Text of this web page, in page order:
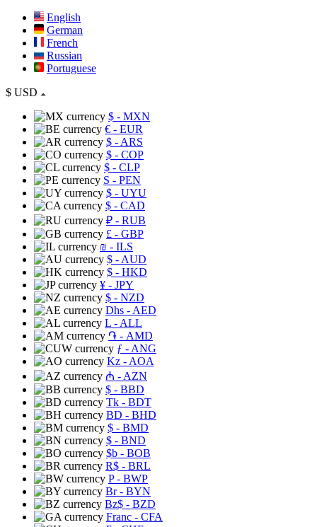
English
German
French
Russian
Portuguese
$ USD
$ - MXN
€ - EUR
$ - ARS
$ - COP
$ - CLP
S - PEN
$ - UYU
$ - CAD
₽ - RUB
£ - GBP
₪ - ILS
$ - AUD
$ - HKD
¥ - JPY
$ - NZD
Dhs - AED
L - ALL
֏ - AMD
ƒ - ANG
Kz - AOA
₼ - AZN
$ - BBD
Tk - BDT
BD - BHD
$ - BMD
$ - BND
$b - BOB
R$ - BRL
P- BWP
Br- BYN
Bz$ - BZD
Franc - CFA